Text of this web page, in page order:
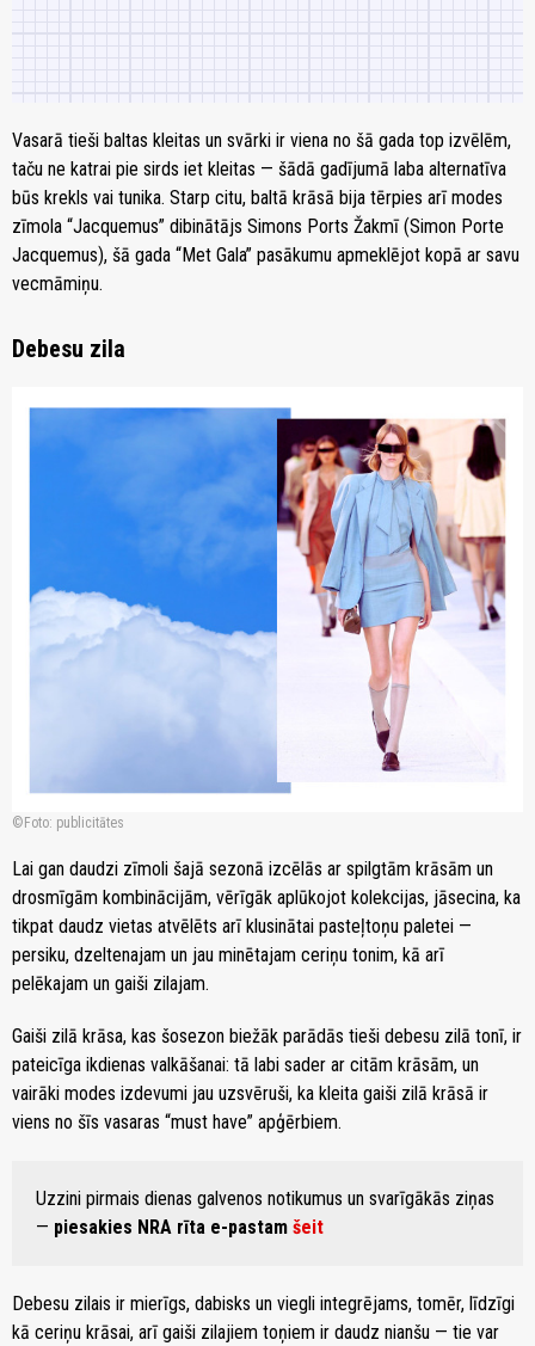
Vasarā tieši baltas kleitas un svārki ir viena no šā gada top izvēlēm,
taču ne katrai pie sirds iet kleitas — šādā gadījumā laba alternatīva
būs krekls vai tunika. Starp citu, baltā krāsā bija tērpies arī modes
zīmola “Jacquemus” dibinātājs Simons Ports Žakmī (Simon Porte
Jacquemus), šā gada “Met Gala” pasākumu apmeklējot kopā ar savu
vecmāmiņu.
Debesu zila
zoom_in
Foto: publicitātes
Lai gan daudzi zīmoli šajā sezonā izcēlās ar spilgtām krāsām un
drosmīgām kombinācijām, vērīgāk aplūkojot kolekcijas, jāsecina, ka
tikpat daudz vietas atvēlēts arī klusinātai pasteļtoņu paletei —
persiku, dzeltenajam un jau minētajam ceriņu tonim, kā arī
pelēkajam un gaiši zilajam.
Gaiši zilā krāsa, kas šosezon biežāk parādās tieši debesu zilā tonī, ir
pateicīga ikdienas valkāšanai: tā labi sader ar citām krāsām, un
vairāki modes izdevumi jau uzsvēruši, ka kleita gaiši zilā krāsā ir
viens no šīs vasaras “must have” apģērbiem.
Uzzini pirmais dienas galvenos notikumus un svarīgākās ziņas
— piesakies NRA rīta e-pastam šeit
Debesu zilais ir mierīgs, dabisks un viegli integrējams, tomēr, līdzīgi
kā ceriņu krāsai, arī gaiši zilajiem toņiem ir daudz nianšu — tie var